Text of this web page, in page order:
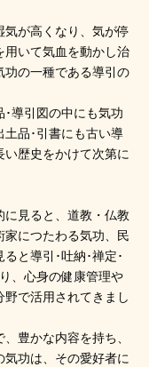
気が高くなり、気が停
用いて気血を動かし治
功の一種である導引の
･導引図の中にも気功
土品･引書にも古い導
い歴史をかけて次第に
見ると、道教・仏教
につたわる気功、民
と導引･吐納･禅定･
、心身の健康管理や
で活用されてきまし
豊かな内容を持ち、
功は、その愛好者に